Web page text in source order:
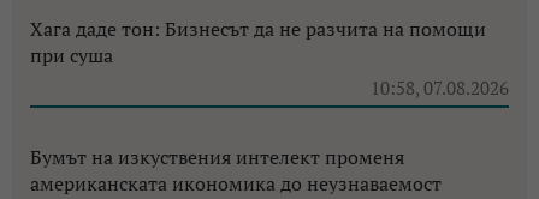
Хага даде тон: Бизнесът да не разчита на помощи
при суша
10:58, 07.08.2026
Бумът на изкуствения интелект променя
американската икономика до неузнаваемост